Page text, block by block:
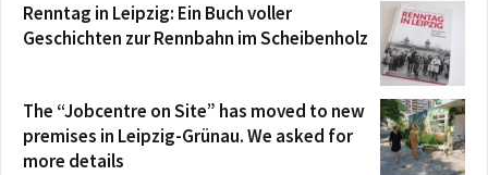
Renntag in Leipzig: Ein Buch voller
Geschichten zur Rennbahn im Scheibenholz
The “Jobcentre on Site” has moved to new
premises in Leipzig-Grünau. We asked for
more details